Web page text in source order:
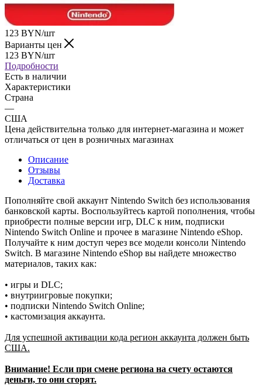
123 BYN/шт
Варианты цен
123 BYN/шт
Подробности
Есть в наличии
Характеристики
Страна
—
США
Цена действительна только для интернет-магазина и может
отличаться от цен в розничных магазинах
Описание
Отзывы
Доставка
Пополняйте свой аккаунт Nintendo Switch без использования
банковской карты. Воспользуйтесь картой пополнения, чтобы
приобрести полные версии игр, DLC к ним, подписки
Nintendo Switch Online и прочее в магазине Nintendo eShop.
Получайте к ним доступ через все модели консоли Nintendo
Switch. В магазине Nintendo eShop вы найдете множество
материалов, таких как:
• игры и DLC;
• внутриигровые покупки;
• подписки Nintendo Switch Online;
• кастомизация аккаунта.
Для успешной активации кода регион аккаунта должен быть
США.
Внимание! Если при смене региона на счету остаются
деньги, то они сгорят.